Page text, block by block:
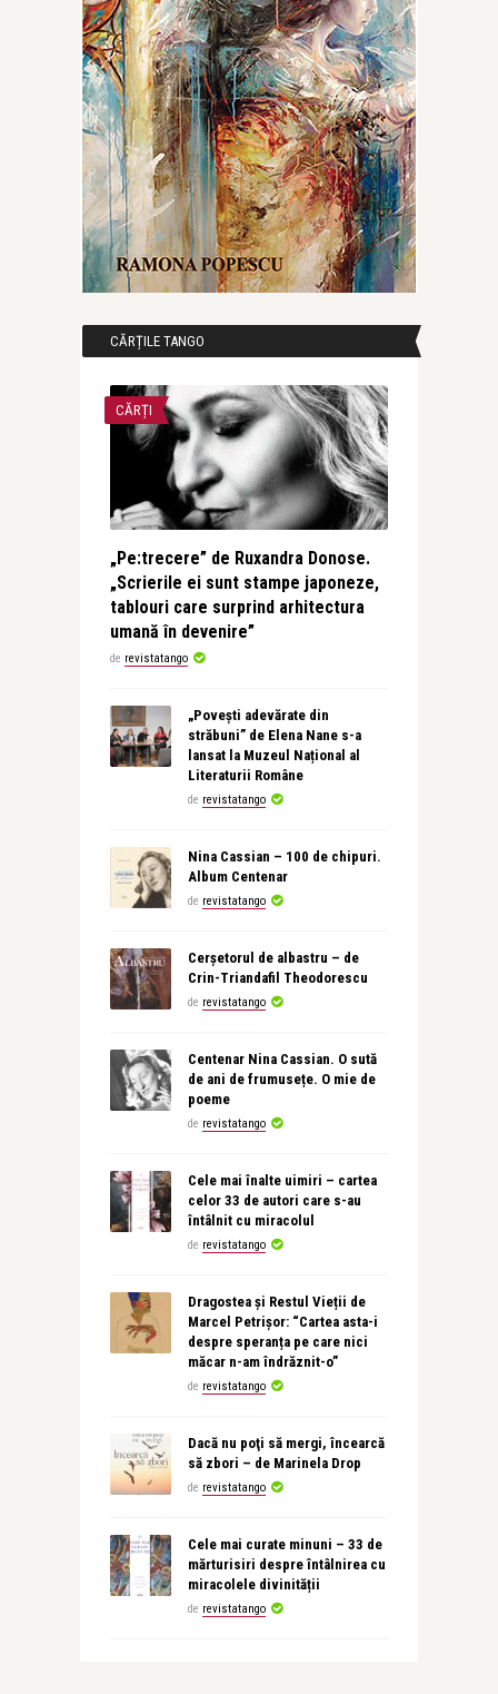
CĂRȚILE TANGO
CĂRȚI
„Pe:trecere” de Ruxandra Donose.
„Scrierile ei sunt stampe japoneze,
tablouri care surprind arhitectura
umană în devenire”
de revistatango
„Povești adevărate din
străbuni” de Elena Nane s-a
lansat la Muzeul Național al
Literaturii Române
de revistatango
Nina Cassian – 100 de chipuri.
Album Centenar
de revistatango
Cerșetorul de albastru – de
Crin-Triandafil Theodorescu
de revistatango
Centenar Nina Cassian. O sută
de ani de frumusețe. O mie de
poeme
de revistatango
Cele mai înalte uimiri – cartea
celor 33 de autori care s-au
întâlnit cu miracolul
de revistatango
Dragostea și Restul Vieții de
Marcel Petrișor: “Cartea asta-i
despre speranța pe care nici
măcar n-am îndrăznit-o”
de revistatango
Dacă nu poţi să mergi, încearcă
să zbori – de Marinela Drop
de revistatango
Cele mai curate minuni – 33 de
mărturisiri despre întâlnirea cu
miracolele divinității
de revistatango